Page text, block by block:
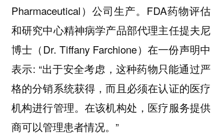
Pharmaceutical）公司生产。FDA药物评估
和研究中心精神病学产品部代理主任提夫尼
博士（Dr. Tiffany Farchione）在一份声明中
表示: “出于安全考虑，这种药物只能通过严
格的分销系统获得，而且必须在认证的医疗
机构进行管理。在该机构处，医疗服务提供
商可以管理患者情况。”